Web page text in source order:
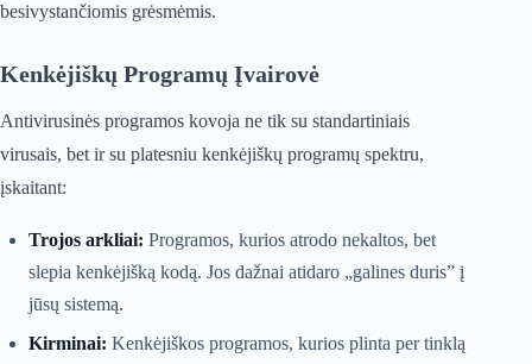
besivystančiomis grėsmėmis.
Kenkėjiškų Programų Įvairovė
Antivirusinės programos kovoja ne tik su standartiniais
virusais, bet ir su platesniu kenkėjiškų programų spektru,
įskaitant:
Trojos arkliai: Programos, kurios atrodo nekaltos, bet
slepia kenkėjišką kodą. Jos dažnai atidaro „galines duris” į
jūsų sistemą.
Kirminai: Kenkėjiškos programos, kurios plinta per tinklą